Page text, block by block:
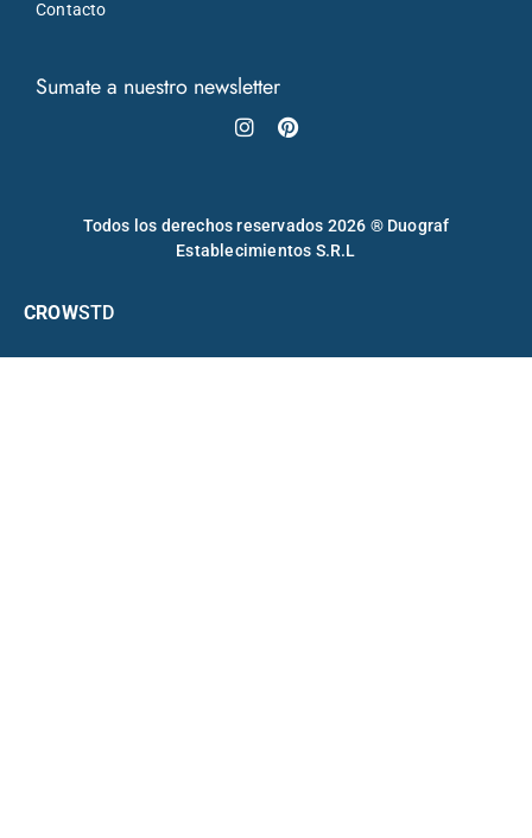
Contacto
Sumate a nuestro newsletter
Instagram
Pinterest
Todos los derechos reservados 2026 ® Duograf
Establecimientos S.R.L
CROWSTD